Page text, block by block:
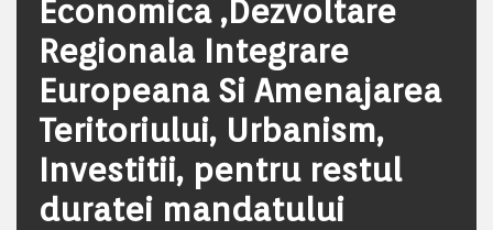
Economica ,Dezvoltare
Regionala Integrare
Europeana Si Amenajarea
Teritoriului, Urbanism,
Investitii, pentru restul
duratei mandatului